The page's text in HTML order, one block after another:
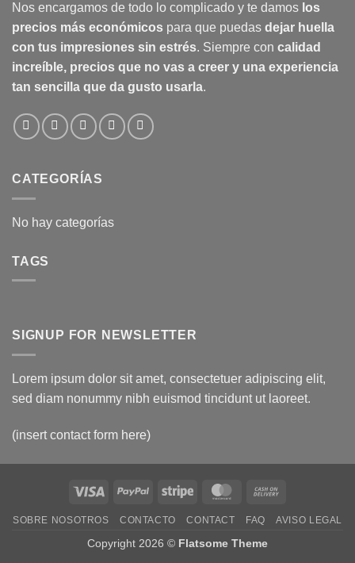
Nos encargamos de todo lo complicado y te damos los
precios más económicos para que puedas dejar huella
con tus impresiones sin estrés. Siempre con calidad
increíble, precios que no vas a creer y una experiencia
tan sencilla que da gusto usarla.
CATEGORÍAS
No hay categorías
TAGS
SIGNUP FOR NEWSLETTER
Lorem ipsum dolor sit amet, consectetuer adipiscing elit,
sed diam nonummy nibh euismod tincidunt ut laoreet.
(insert contact form here)
Visa PayPal Stripe MasterCard
Delivery
SOBRE NOSOTROS CONTACTO CONTACT FAQ AVISO LEGAL
Copyright 2026 © Flatsome Theme